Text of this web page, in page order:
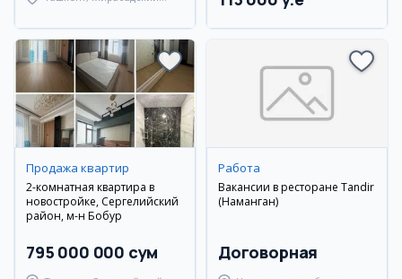
Продажа квартир
2-комнатная квартира в
новостройке, Сергелийский
район, м-н Бобур
795 000 000 сум
Работа
Вакансии в ресторане Tandir
(Наманган)
Договорная